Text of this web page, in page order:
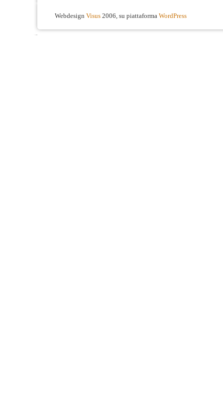
Webdesign Visus 2006, su piattaforma WordPress